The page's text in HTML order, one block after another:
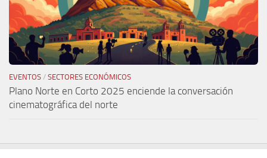
EVENTOS / SECTORES ECONÓMICOS
Plano Norte en Corto 2025 enciende la conversación
cinematográfica del norte